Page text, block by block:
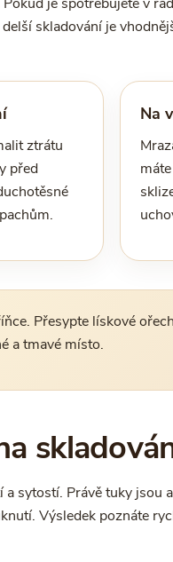
skladování je
ztrátu
před
Na
Přesypte lískové
a tmavé místo.
sytostí. Právě tuky jsou
Výsledek poznáte